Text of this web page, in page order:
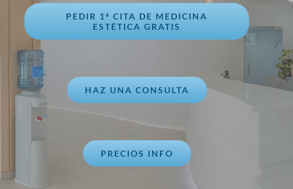
PEDIR 1ª CITA DE MEDICINA
ESTÉTICA GRATIS
HAZ UNA CONSULTA
PRECIOS INFO